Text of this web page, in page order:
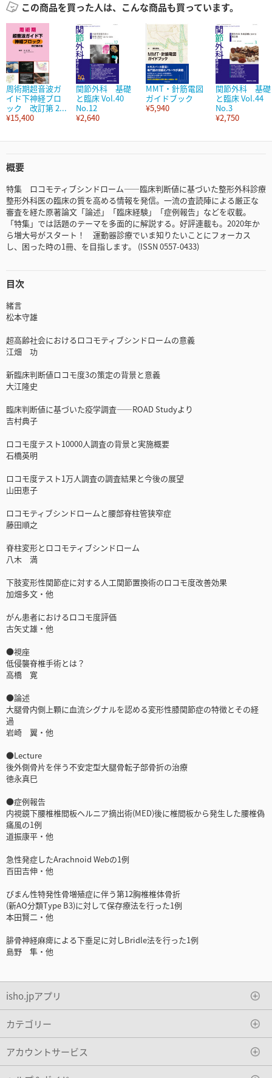
この商品を買った人は、こんな商品も買っています。
周術期超音波ガ
イド下神経ブロ
ック 改訂第 2...
¥15,400
関節外科 基礎
と臨床 Vol.40
No.12
¥2,640
MMT・針筋電図
ガイドブック
¥5,940
関節外科 基礎
と臨床 Vol.44
No.3
¥2,750
概要
特集 ロコモティブシンドローム――臨床判断値に基づいた整形外科診療
整形外科医の臨床の質を高める情報を発信。一流の査読陣による厳正な
審査を経た原著論文「論述」「臨床経験」「症例報告」などを収載。
「特集」では話題のテーマを多面的に解説する。好評連載も。2020年か
ら増大号がスタート！ 運動器診療でいま知りたいことにフォーカス
し、困った時の1冊、を目指します。 (ISSN 0557-0433)
目次
緒言
松本守雄
超高齢社会におけるロコモティブシンドロームの意義
江畑 功
新臨床判断値ロコモ度3の策定の背景と意義
大江隆史
臨床判断値に基づいた疫学調査――ROAD Studyより
吉村典子
ロコモ度テスト10000人調査の背景と実施概要
石橋英明
ロコモ度テスト1万人調査の調査結果と今後の展望
山田恵子
ロコモティブシンドロームと腰部脊柱管狭窄症
藤田順之
脊柱変形とロコモティブシンドローム
八木 満
下肢変形性関節症に対する人工関節置換術のロコモ度改善効果
加畑多文・他
がん患者におけるロコモ度評価
古矢丈雄・他
●視座
低侵襲脊椎手術とは？
高橋 寛
●論述
大腿骨内側上顆に血流シグナルを認める変形性膝関節症の特徴とその経
過
岩崎 翼・他
●Lecture
後外側骨片を伴う不安定型大腿骨転子部骨折の治療
徳永真巳
●症例報告
内視鏡下腰椎椎間板ヘルニア摘出術(MED)後に椎間板から発生した腰椎偽
痛風の1例
道振康平・他
急性発症したArachnoid Webの1例
百田吉伸・他
びまん性特発性骨増殖症に伴う第12胸椎椎体骨折
(新AO分類Type B3)に対して保存療法を行った1例
本田賢二・他
腓骨神経麻痺による下垂足に対しBridle法を行った1例
島野 隼・他
isho.jpアプリ
カテゴリー
アカウントサービス